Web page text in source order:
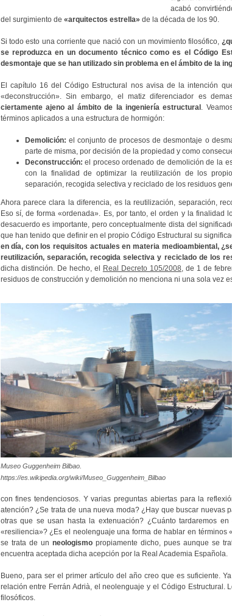
acabó
del surgimiento de «arquitectos estrella» de la década de los 90.
Si todo esto una corriente que nació con un movimiento filosófico,
se reproduzca en un documento técnico como es el Código
desmontaje que se han utilizado sin problema en el ámbito de la
El capítulo 16 del Código Estructural nos avisa de la intención
«deconstrucción». Sin embargo, el matiz diferenciador es
ciertamente ajeno al ámbito de la ingeniería estructural .
términos aplicados a una estructura de hormigón:
Demolición: el conjunto de procesos de desmontaje o
parte de misma, por decisión de la propiedad y como
Deconstrucción: el proceso ordenado de demolición de la
con la finalidad de optimizar la reutilización de los
separación, recogida selectiva y reciclado de los residuos
Ahora parece clara la diferencia, es la reutilización, separación,
Eso sí, de forma «ordenada». Es, por tanto, el orden y la finalidad
desacuerdo es importante, pero conceptualmente dista del
que han tenido que definir en el propio Código Estructural su
en día, con los requisitos actuales en materia medioambiental,
reutilización, separación, recogida selectiva y reciclado de los
dicha distinción. De hecho, el
Real Decreto 105/2008, de 1 de
residuos de construcción y demolición no menciona ni una sola vez
Museo Guggenheim Bilbao.
https://es.wikipedia.org/wiki/Museo_Guggenheim_Bilbao
con fines tendenciosos. Y varias preguntas abiertas para la
atención? ¿Se trata de una nueva moda? ¿Hay que buscar nuevas
otras que se usan hasta la extenuación? ¿Cuánto tardaremos
«resiliencia»? ¿Es el neolenguaje una forma de hablar en
se trata de un neologismopropiamente dicho, pues aunque se
encuentra aceptada dicha acepción por la Real Academia Española.
Bueno, para ser el primer artículo del año creo que es suficiente.
relación entre Ferrán Adrià, el neolenguaje y el Código Estructural.
filosóficos.